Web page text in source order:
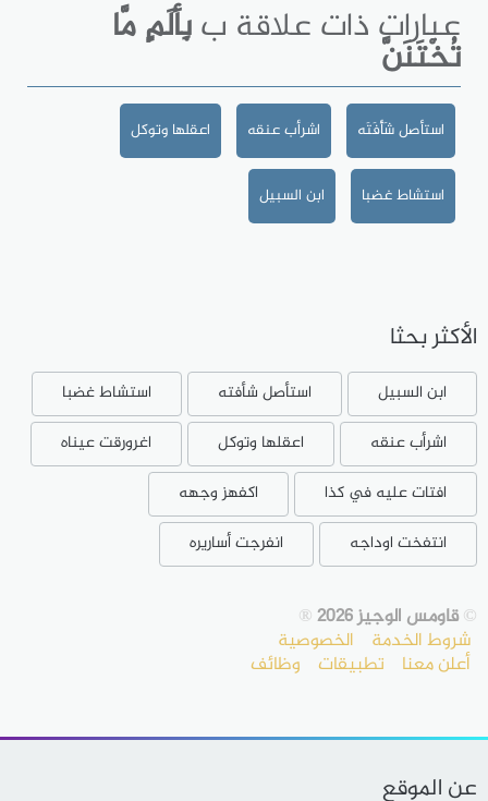
عبارات ذات علاقة ببِألَمٍ مَّا
تُخْتَنَنَّ
استأصل شَأْفَتَه اشرأب عنقه اعقلها وتوكل
استشاط غضبا ابن السبيل
الأكثر بحثا
ابن السبيل استأصل شأفته
استشاط غضبا
اشرأب عنقه
اعقلها وتوكل
اغرورقت عيناه
افتات عليه في كذا
اكفهز وجهه
انتفخت اوداجه
انفرجت أساريره
©قاومس الوجيز 2026 ®
شروط الخدمة الخصوصية
أعلن معنا تطبيقات وظائف
عن الموقع